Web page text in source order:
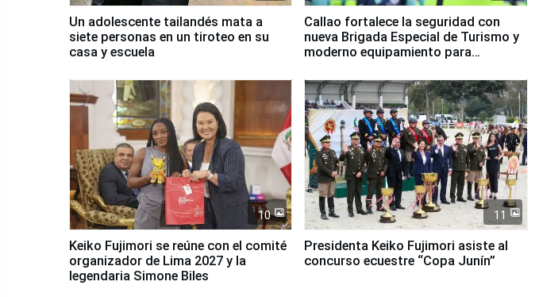
Un adolescente tailandés mata a
siete personas en un tiroteo en su
casa y escuela
Callao fortalece la seguridad con
nueva Brigada Especial de Turismo y
moderno equipamiento para
10
Keiko Fujimori se reúne con el comité
organizador de Lima 2027 y la
legendaria Simone Biles
11
Presidenta Keiko Fujimori asiste al
concurso ecuestre “Copa Junín”